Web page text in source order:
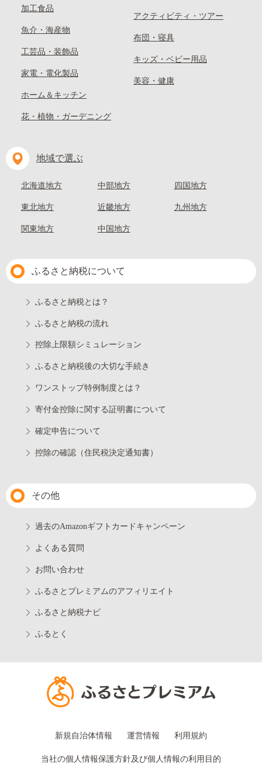
加工食品
魚介・海産物
工芸品・装飾品
家電・電化製品
ホーム＆キッチン
花・植物・ガーデニング
アクティビティ・ツアー
布団・寝具
キッズ・ベビー用品
美容・健康
地域で選ぶ
北海道地方
東北地方
関東地方
中部地方
近畿地方
中国地方
四国地方
九州地方
ふるさと納税について
ふるさと納税とは？
ふるさと納税の流れ
控除上限額シミュレーション
ふるさと納税後の大切な手続き
ワンストップ特例制度とは？
寄付金控除に関する証明書について
確定申告について
控除の確認（住民税決定通知書）
その他
過去のAmazonギフトカードキャンペーン
よくある質問
お問い合わせ
ふるさとプレミアムのアフィリエイト
ふるさと納税ナビ
ふるとく
新規自治体情報 運営情報 利用規約
当社の個人情報保護方針及び個人情報の利用目的